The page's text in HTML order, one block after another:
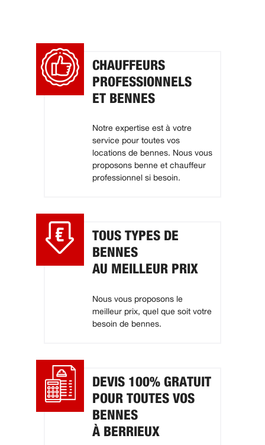
CHAUFFEURS
PROFESSIONNELS
ET BENNES
Notre expertise est à votre
service pour toutes vos
locations de bennes. Nous vous
proposons benne et chauffeur
professionnel si besoin.
TOUS TYPES DE
BENNES
AU MEILLEUR PRIX
Nous vous proposons le
meilleur prix, quel que soit votre
besoin de bennes.
DEVIS 100% GRATUIT
POUR TOUTES VOS
BENNES
À BERRIEUX